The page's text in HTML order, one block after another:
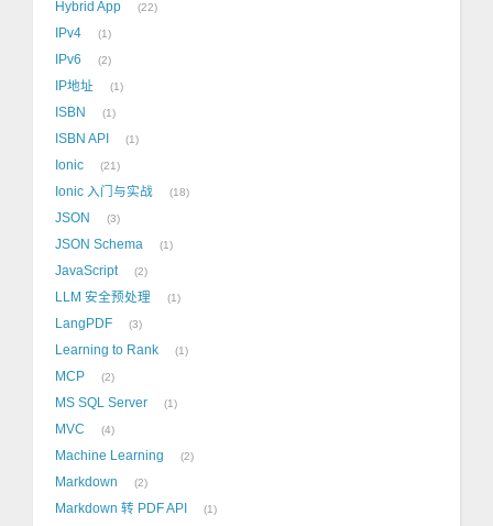
Hybrid App 22
IPv4 1
IPv6 2
IP地址 1
ISBN 1
ISBN API 1
Ionic 21
Ionic 入门与实战 18
JSON 3
JSON Schema 1
JavaScript 2
LLM 安全预处理 1
LangPDF 3
Learning to Rank 1
MCP 2
MS SQL Server 1
MVC 4
Machine Learning 2
Markdown 2
Markdown 转 PDF API 1